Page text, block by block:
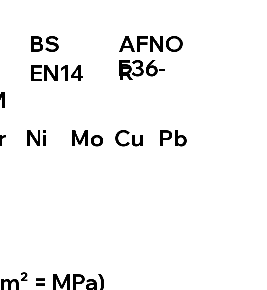
BS
EN14
AFNO
R
E36-
Ni Mo Cu
Pb
= MPa)